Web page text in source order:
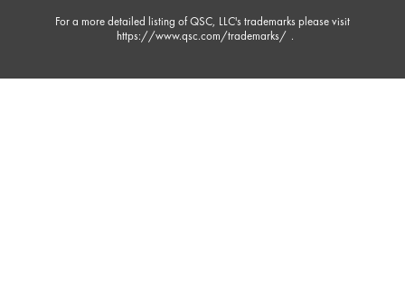
For a more detailed listing of QSC, LLC's trademarks please visit
https://www.qsc.com/trademarks/ .